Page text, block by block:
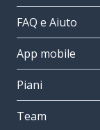
FAQ e Aiuto
App mobile
Piani
Team